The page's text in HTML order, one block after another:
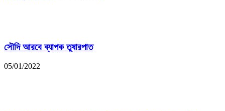
সৌদি আরবে ব্যাপক তুষারপাত
05/01/2022